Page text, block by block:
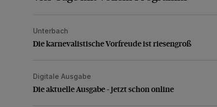
Die karnevalistische Vorfreude ist riesengroß
Unterbach
Die karnevalistische Vorfreude ist riesengroß
Die aktuelle Ausgabe – jetzt schon online
Digitale Ausgabe
Die aktuelle Ausgabe – jetzt schon online